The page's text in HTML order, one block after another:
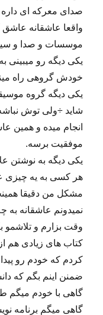
صدای معرکه ای داره
واقعا عاشقانه عاشق
موسسات و صدا و سیما
یکی دیگه رو میبینی
خودش گروهی راه
یکی دیگه گروه
شاید ÷ولی توش
انجام میده و همین
موفقیت برسه.
یکی دیگه به نوشتن
هر کسی به یه چیزی
مشکل من دقیقا
نمیدونم عاشقانه به
وقت بزارم و تلاشمو
کتاب های زیادی هم از
کردم که خودم رو
ضمنن اینم بگم که
گاهی با خودم میگم
گاهی میگم برنامه